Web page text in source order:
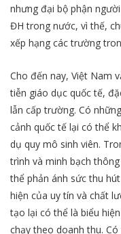
nhưng đại bộ phận
ĐH trong nước, vì thế,
xếp hạng các trường
Cho đến nay, Việt Nam
tiễn giáo dục quốc tế,
lẫn cấp trường. Có
cảnh quốc tế lại có thể
dụ quy mô sinh viên.
trình và minh bạch
thể phản ánh sức thu
hiện của uy tín và chất
tạo lại có thể là biểu
chạy theo doanh thu.